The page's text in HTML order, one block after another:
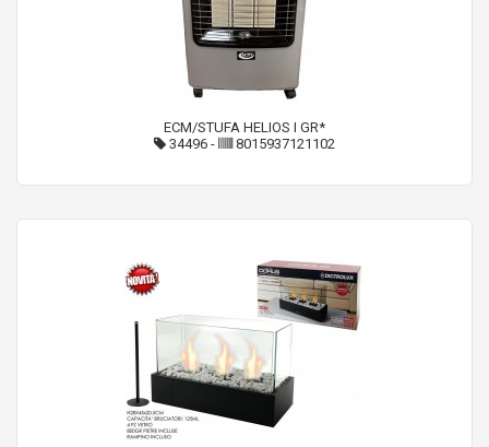
ECM/STUFA HELIOS I GR*
34496 - 8015937121102